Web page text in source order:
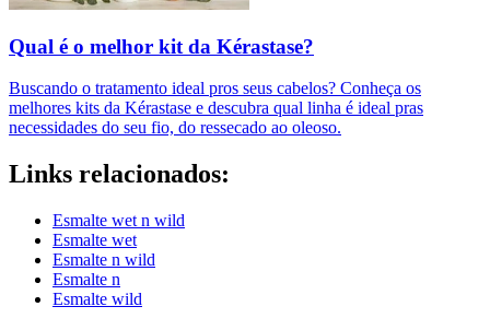
Qual é o melhor kit da Kérastase?
Buscando o tratamento ideal pros seus cabelos? Conheça os
melhores kits da Kérastase e descubra qual linha é ideal pras
necessidades do seu fio, do ressecado ao oleoso.
Links relacionados:
Esmalte wet n wild
Esmalte wet
Esmalte n wild
Esmalte n
Esmalte wild